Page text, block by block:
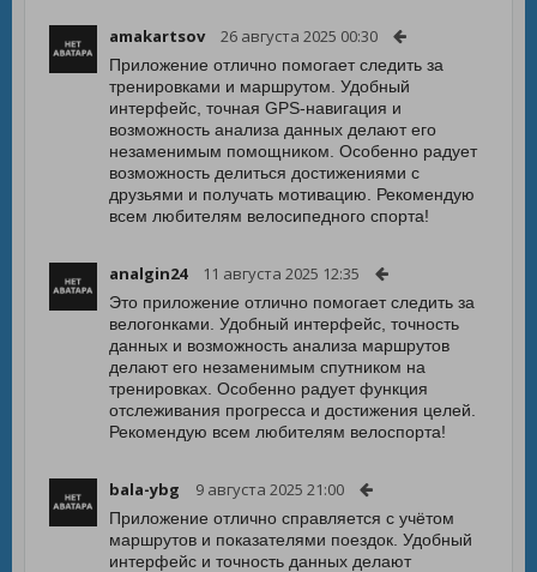
amakartsov 26 августа 2025 00:30
Приложение отлично помогает следить за
тренировками и маршрутом. Удобный
интерфейс, точная GPS-навигация и
возможность анализа данных делают его
незаменимым помощником. Особенно радует
возможность делиться достижениями с
друзьями и получать мотивацию. Рекомендую
всем любителям велосипедного спорта!
analgin24 11 августа 2025 12:35
Это приложение отлично помогает следить за
велогонками. Удобный интерфейс, точность
данных и возможность анализа маршрутов
делают его незаменимым спутником на
тренировках. Особенно радует функция
отслеживания прогресса и достижения целей.
Рекомендую всем любителям велоспорта!
bala-ybg 9 августа 2025 21:00
Приложение отлично справляется с учётом
маршрутов и показателями поездок. Удобный
интерфейс и точность данных делают